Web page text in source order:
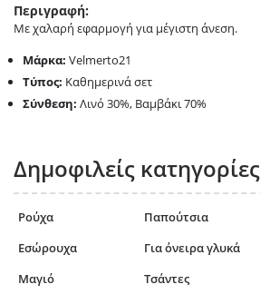
Περιγραφή:
Με χαλαρή εφαρμογή για μέγιστη άνεση.
Μάρκα: Velmerto21
Τύπος: Καθημερινά σετ
Σύνθεση: Λινό 30%, Βαμβάκι 70%
Δημοφιλείς κατηγορίες
Ρούχα Παπούτσια
Εσώρουχα
Για όνειρα γλυκά
Μαγιό
Τσάντες